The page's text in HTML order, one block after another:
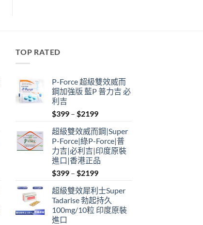
TOP RATED
P-Force 超級雙效威而
鋼加強版 藍P 普力吉 必
利吉
$399 – $2199Price
$399
through
$2199
超級雙效威而鋼|Super
P-Force|綠P-Force|普
力吉|必利吉|印度原裝
進口|香港正品
$399 – $2199Price
$399
through
$2199
超級雙效犀利士Super
Tadarise 勃起持久
100mg/10粒 印度原裝
進口